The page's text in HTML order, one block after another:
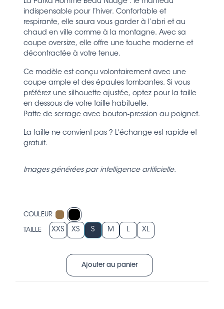
La Parka Homme Beau Nuage : le manteau
indispensable pour l’hiver. Confortable et
respirante, elle saura vous garder à l’abri et au
chaud en ville comme à la montagne. Avec sa
coupe oversize, elle offre une touche moderne et
décontractée à votre tenue.
Ce modèle est conçu volontairement avec une
coupe ample et des épaules tombantes. Si vous
préférez une silhouette ajustée, optez pour la taille
en dessous de votre taille habituelle.
Patte de serrage avec bouton-pression au poignet.
La taille ne convient pas ? L'échange est rapide et
gratuit.
Images générées par intelligence artificielle.
COULEUR
TAILLE XXS XS S M L XL
Ajouter au panier